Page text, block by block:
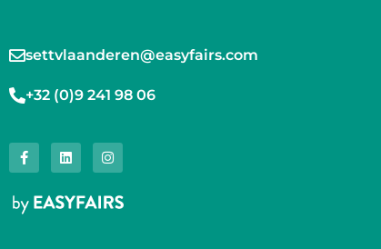
settvlaanderen@easyfairs.com
+32 (0)9 241 98 06